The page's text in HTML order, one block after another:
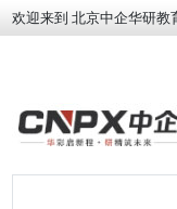
欢迎来到 北京中企华研教